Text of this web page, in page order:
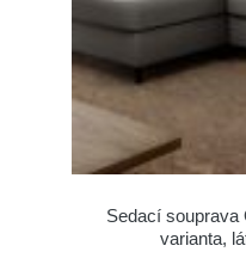
Sedací souprava
varianta,